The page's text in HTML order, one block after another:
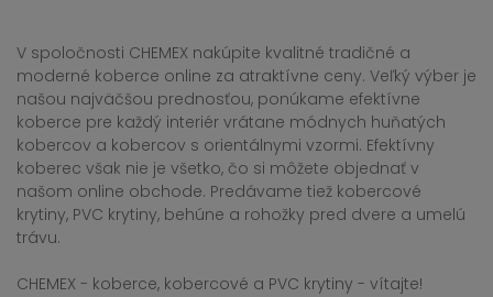
V spoločnosti CHEMEX nakúpite kvalitné tradičné a
moderné koberce online za atraktívne ceny. Veľký výber je
našou najväčšou prednosťou, ponúkame efektívne
koberce pre každý interiér vrátane módnych huňatých
kobercov a kobercov s orientálnymi vzormi. Efektívny
koberec však nie je všetko, čo si môžete objednať v
našom online obchode. Predávame tiež kobercové
krytiny, PVC krytiny, behúne a rohožky pred dvere a umelú
trávu.
CHEMEX - koberce, kobercové a PVC krytiny - vítajte!